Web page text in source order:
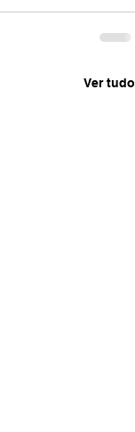
Ver tudo